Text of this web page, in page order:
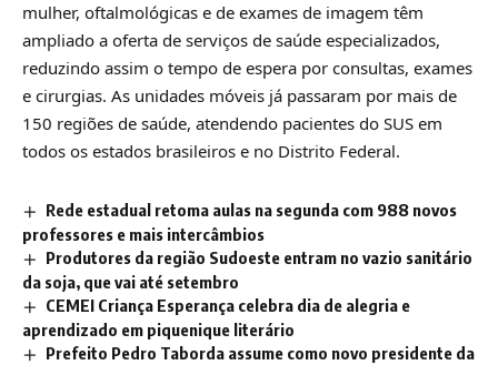
mulher, oftalmológicas e de exames de imagem têm
ampliado a oferta de serviços de saúde especializados,
reduzindo assim o tempo de espera por consultas, exames
e cirurgias. As unidades móveis já passaram por mais de
150 regiões de saúde, atendendo pacientes do SUS em
todos os estados brasileiros e no Distrito Federal.
Rede estadual retoma aulas na segunda com 988 novos
professores e mais intercâmbios
Produtores da região Sudoeste entram no vazio sanitário
da soja, que vai até setembro
CEMEI Criança Esperança celebra dia de alegria e
aprendizado em piquenique literário
Prefeito Pedro Taborda assume como novo presidente da